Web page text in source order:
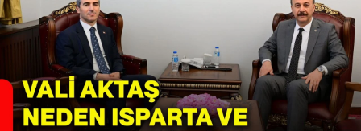
SAĞLIK
SPOR
11:11 MANŞET